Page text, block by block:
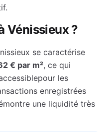
Vénissieux ?
se caractérise
€ par m², ce qui
pour les
enregistrées
une liquidité très